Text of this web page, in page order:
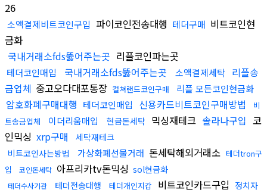
26
소액결제비트코인구입 파이코인전송대행 테더구매 비트코인현
금화
국내거래소fds뚫어주는곳 리플코인파는곳
테더코인매입 국내거래소fds뚫어주는곳 소액결제세탁 리플송
금업체 중고오다대포통장 컬쳐랜드코인구매 리플 모든코인현금화
암호화폐구매대행 테더코인매입 신용카드비트코인구매방법
비
트송금업체
이더리움매입 현금돈세탁 믹싱재테크 솔라나구입 코
인믹싱 xrp구매
세탁재테크
비트코인사는방법
가상화폐선물거래 돈세탁해외거래소 테더tron구
입
코인돈세탁 아프리카tv돈믹싱 sol현금화
테더수사기관 테더전송대행 테더개인지갑 비트코인카드구입 정치자